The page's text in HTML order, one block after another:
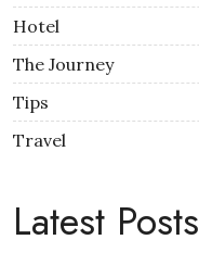
Hotel
The Journey
Tips
Travel
Latest Posts